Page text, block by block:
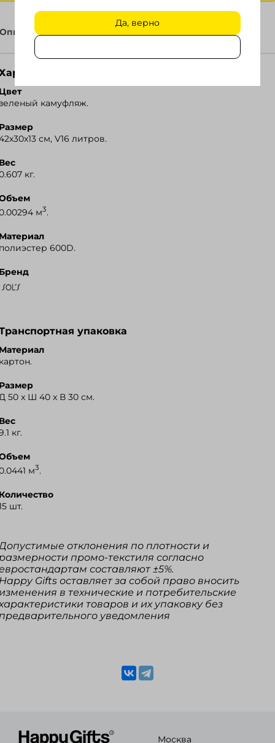
Да, верно
Описание
камуфляж.
см, V16 литров.
кг.
м3.
600D.
упаковка
50 x Ш 40 x В 30 см.
кг.
м3.
шт.
отклонения по плотности и
промо-текстиля согласно
составляют ±5%.
Gifts оставляет за собой право вносить
в технические и потребительские
товаров и их упаковку без
уведомления
Москва